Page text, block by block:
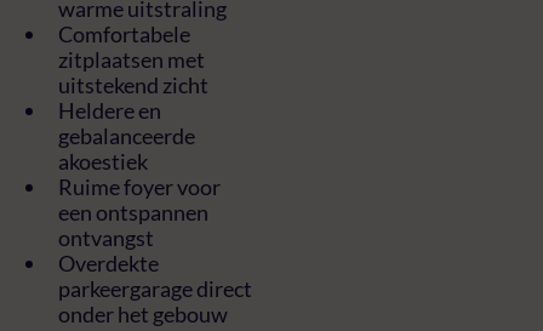
warme uitstraling
Comfortabele
zitplaatsen met
uitstekend zicht
Heldere en
gebalanceerde
akoestiek
Ruime foyer voor
een ontspannen
ontvangst
Overdekte
parkeergarage direct
onder het gebouw